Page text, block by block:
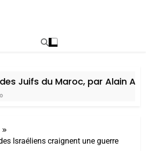
Juifs du Maroc, par Alain
Israéliens craignent une guerre